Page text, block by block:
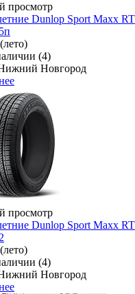
просмотр
Dunlop Sport Maxx
(4)
Новгород
просмотр
Dunlop Sport Maxx
(4)
Новгород